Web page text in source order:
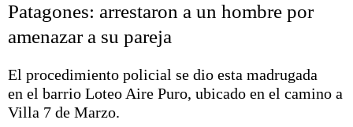
El mundo
Seguridad
Opinión
Deportes
Escenario Olímpico
Liga del Sur
Patagones: arrestaron a un hombre por
amenazar a su pareja
El procedimiento policial se dio esta madrugada
en el barrio Loteo Aire Puro, ubicado en el camino a
Villa 7 de Marzo.